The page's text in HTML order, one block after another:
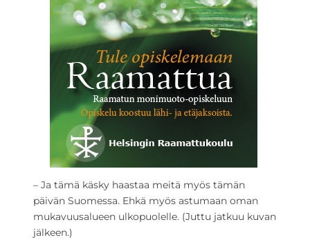
– Ja tämä käsky haastaa meitä myös tämän
päivän Suomessa. Ehkä myös astumaan oman
mukavuusalueen ulkopuolelle. (Juttu jatkuu kuvan
jälkeen.)